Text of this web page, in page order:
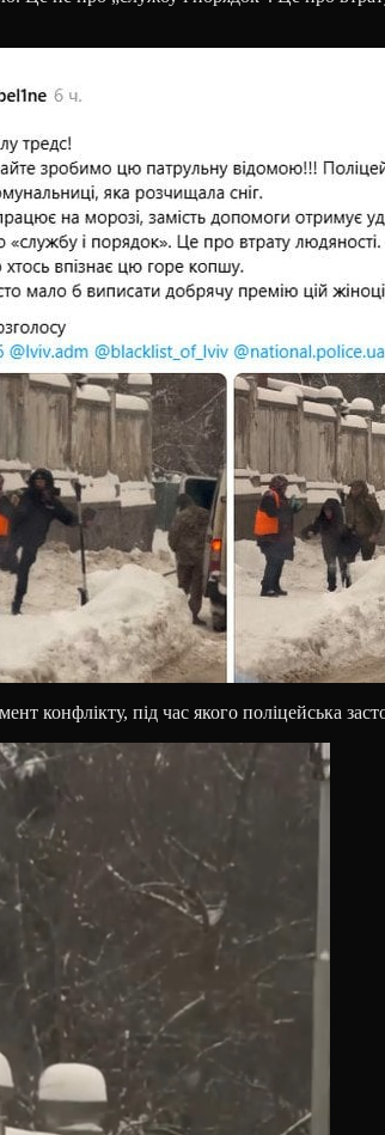
конфлікту, під час якого поліцейська